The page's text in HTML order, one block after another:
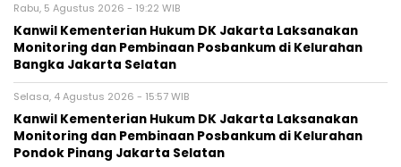
Rabu, 5 Agustus 2026 - 19:22 WIB
Kanwil Kementerian Hukum DK Jakarta Laksanakan
Monitoring dan Pembinaan Posbankum di Kelurahan
Bangka Jakarta Selatan
Selasa, 4 Agustus 2026 - 15:57 WIB
Kanwil Kementerian Hukum DK Jakarta Laksanakan
Monitoring dan Pembinaan Posbankum di Kelurahan
Pondok Pinang Jakarta Selatan